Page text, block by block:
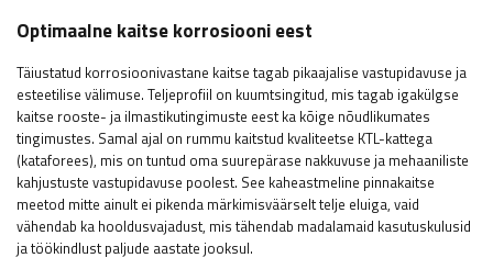
Optimaalne kaitse korrosiooni eest
Täiustatud korrosioonivastane kaitse tagab pikaajalise vastupidavuse ja
esteetilise välimuse. Teljeprofiil on kuumtsingitud, mis tagab igakülgse
kaitse rooste- ja ilmastikutingimuste eest ka kõige nõudlikumates
tingimustes. Samal ajal on rummu kaitstud kvaliteetse KTL-kattega
(kataforees), mis on tuntud oma suurepärase nakkuvuse ja mehaaniliste
kahjustuste vastupidavuse poolest. See kaheastmeline pinnakaitse
meetod mitte ainult ei pikenda märkimisväärselt telje eluiga, vaid
vähendab ka hooldusvajadust, mis tähendab madalamaid kasutuskulusid
ja töökindlust paljude aastate jooksul.